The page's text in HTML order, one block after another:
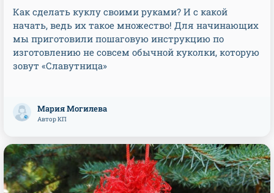
Как сделать куклу своими руками? И с какой
начать, ведь их такое множество! Для начинающих
мы приготовили пошаговую инструкцию по
изготовлению не совсем обычной куколки, которую
зовут «Славутница»
Мария Могилева
Автор КП